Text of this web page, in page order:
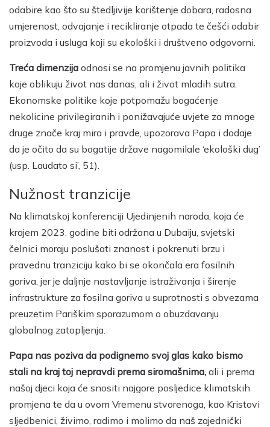
odabire kao što su štedljivije korištenje dobara, radosna
umjerenost, odvajanje i recikliranje otpada te češći odabir
proizvoda i usluga koji su ekološki i društveno odgovorni.
Treća dimenzija odnosi se na promjenu javnih politika
koje oblikuju život nas danas, ali i život mladih sutra.
Ekonomske politike koje potpomažu bogaćenje
nekolicine privilegiranih i ponižavajuće uvjete za mnoge
druge znače kraj mira i pravde, upozorava Papa i dodaje
da je očito da su bogatije države nagomilale ‘ekološki dug’
(usp. Laudato si’, 51).
Nužnost tranzicije
Na klimatskoj konferenciji Ujedinjenih naroda, koja će
krajem 2023. godine biti održana u Dubaiju, svjetski
čelnici moraju poslušati znanost i pokrenuti brzu i
pravednu tranziciju kako bi se okončala era fosilnih
goriva, jer je daljnje nastavljanje istraživanja i širenje
infrastrukture za fosilna goriva u suprotnosti s obvezama
preuzetim Pariškim sporazumom o obuzdavanju
globalnog zatopljenja.
Papa nas poziva da podignemo svoj glas kako bismo
stali na kraj toj nepravdi prema siromašnima, ali i prema
našoj djeci koja će snositi najgore posljedice klimatskih
promjena te da u ovom Vremenu stvorenoga, kao Kristovi
sljedbenici, živimo, radimo i molimo da naš zajednički